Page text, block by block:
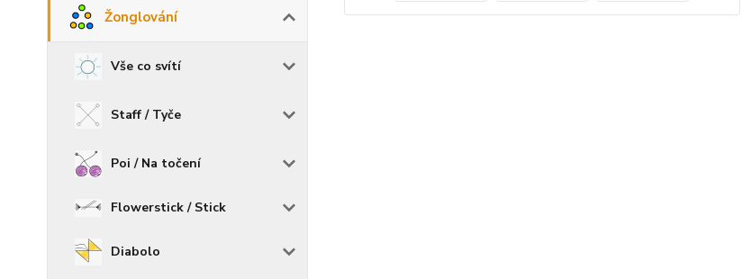
Žonglování
Vše co svítí
Staff / Tyče
Poi / Na točení
Flowerstick / Stick
Diabolo